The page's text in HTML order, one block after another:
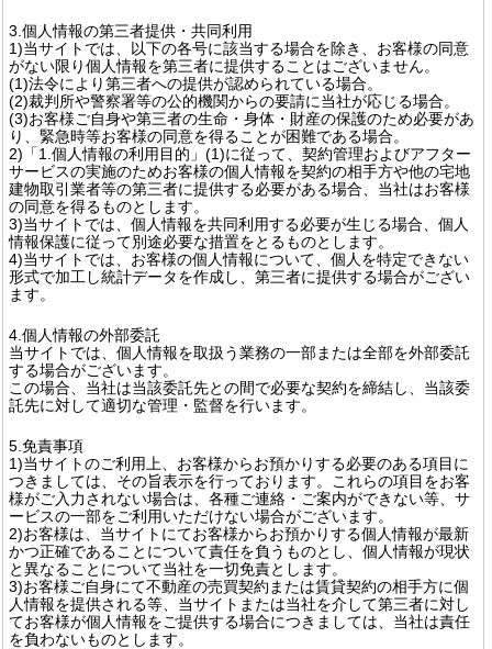
3.個人情報の第三者提供・共同利用
1)当サイトでは、以下の各号に該当する場合を除き、お客様の同意
がない限り個人情報を第三者に提供することはございません。
(1)法令により第三者への提供が認められている場合。
(2)裁判所や警察署等の公的機関からの要請に当社が応じる場合。
(3)お客様ご自身や第三者の生命・身体・財産の保護のため必要があ
り、緊急時等お客様の同意を得ることが困難である場合。
2)「1.個人情報の利用目的」(1)に従って、契約管理およびアフター
サービスの実施のためお客様の個人情報を契約の相手方や他の宅地
建物取引業者等の第三者に提供する必要がある場合、当社はお客様
の同意を得るものとします。
3)当サイトでは、個人情報を共同利用する必要が生じる場合、個人
情報保護に従って別途必要な措置をとるものとします。
4)当サイトでは、お客様の個人情報について、個人を特定できない
形式で加工し統計データを作成し、第三者に提供する場合がござい
ます。
4.個人情報の外部委託
当サイトでは、個人情報を取扱う業務の一部または全部を外部委託
する場合がございます。
この場合、当社は当該委託先との間で必要な契約を締結し、当該委
託先に対して適切な管理・監督を行います。
5.免責事項
1)当サイトのご利用上、お客様からお預かりする必要のある項目に
つきましては、その旨表示を行っております。これらの項目をお客
様がご入力されない場合は、各種ご連絡・ご案内ができない等、サ
ービスの一部をご利用いただけない場合がございます。
2)お客様は、当サイトにてお客様からお預かりする個人情報が最新
かつ正確であることについて責任を負うものとし、個人情報が現状
と異なることについて当社を一切免責とします。
3)お客様ご自身にて不動産の売買契約または賃貸契約の相手方に個
人情報を提供される等、当サイトまたは当社を介して第三者に対し
てお客様が個人情報をご提供する場合につきましては、当社は責任
を負わないものとします。